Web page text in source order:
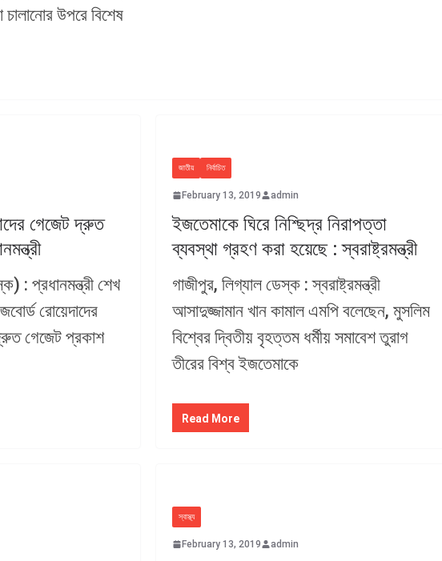
চালানোর উপরে বিশেষ
গেজেট দ্রুত
: প্রধানমন্ত্রী শেখ
রোয়েদাদের
গেজেট প্রকাশ
জাতীয় নির্বাচিত
February 13, 2019 admin
ইজতেমাকে ঘিরে নিশ্ছিদ্র নিরাপত্তা
ব্যবস্থা গ্রহণ করা হয়েছে : স্বরাষ্ট্রমন্ত্রী
গাজীপুর, লিগ্যাল ডেস্ক : স্বরাষ্ট্রমন্ত্রী
আসাদুজ্জামান খান কামাল এমপি বলেছেন, মুসলিম
বিশ্বের দ্বিতীয় বৃহত্তম ধর্মীয় সমাবেশ তুরাগ
তীরের বিশ্ব ইজতেমাকে
Read More
স্বাস্থ্য
February 13, 2019 admin